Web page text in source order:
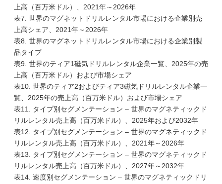
上高（百万米ドル）、2021年～2026年
表7. 世界のマグネットドリルレンタル市場における企業別売
上高シェア、2021年～2026年
表8. 世界のマグネットドリルレンタル市場における企業別製
品タイプ
表9. 世界のティア1磁気ドリルレンタル企業一覧、2025年の売
上高（百万米ドル）および市場シェア
表10. 世界のティア2およびティア3磁気ドリルレンタル企業一
覧、2025年の売上高（百万米ドル）および市場シェア
表11. タイプ別セグメンテーション – 世界のマグネティックド
リルレンタル売上高（百万米ドル）、2025年および2032年
表12. タイプ別セグメンテーション – 世界のマグネティックド
リルレンタル売上高（百万米ドル）、2021年～2026年
表13. タイプ別セグメンテーション – 世界のマグネティックド
リルレンタル売上高（百万米ドル）、2027年～2032年
表14. 速度別セグメンテーション – 世界のマグネティックドリ